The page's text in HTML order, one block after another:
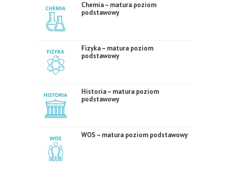
Chemia – matura poziom
podstawowy
Fizyka – matura poziom
podstawowy
Historia – matura poziom
podstawowy
WOS – matura poziom podstawowy